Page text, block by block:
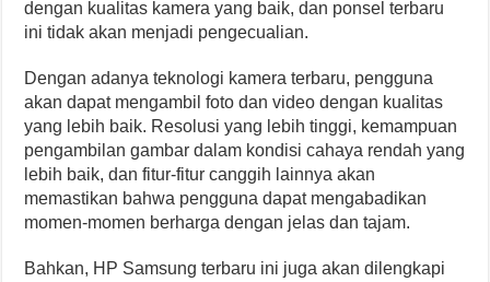
dengan kualitas kamera yang baik, dan ponsel terbaru
ini tidak akan menjadi pengecualian.
Dengan adanya teknologi kamera terbaru, pengguna
akan dapat mengambil foto dan video dengan kualitas
yang lebih baik. Resolusi yang lebih tinggi, kemampuan
pengambilan gambar dalam kondisi cahaya rendah yang
lebih baik, dan fitur-fitur canggih lainnya akan
memastikan bahwa pengguna dapat mengabadikan
momen-momen berharga dengan jelas dan tajam.
Bahkan, HP Samsung terbaru ini juga akan dilengkapi